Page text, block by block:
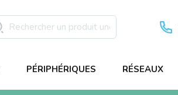
PÉRIPHÉRIQUES RÉSEAUX